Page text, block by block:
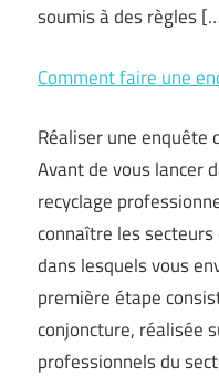
soumis à des règles
Comment faire une
Réaliser une enquête
Avant de vous lancer
recyclage
connaître les
dans lesquels vous
première étape
conjoncture, réalisée
professionnels du